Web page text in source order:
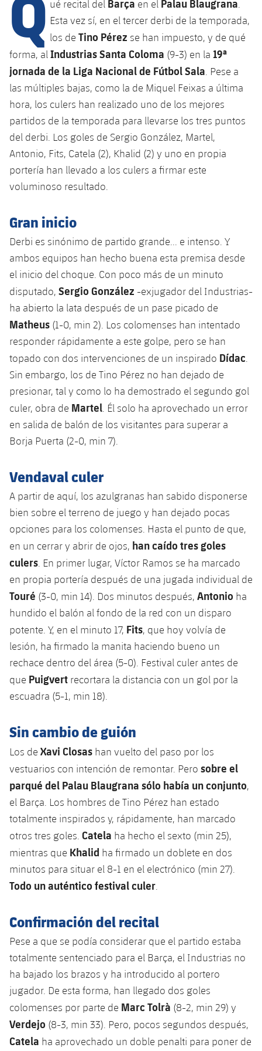
plusicon
más
Instalaciones
Spotify Camp Nou
Palau Blaugrana
Estadi Johan Cruyff
Ciutat Esportiva
La Masia
Servicios
Servicios Médicos
Accesibilidad
plusicon
más
Acreditaciones
Instalaciones
ué recital del Barça en el Palau Blaugrana
Esta vez sí, en el tercer derbi de la temporada,
los de Tino Pérez se han impuesto, y de qué
forma, al Industrias Santa Coloma (9-3) en la 19ª
jornada de la Liga Nacional de Fútbol Sala . Pese a
las múltiples bajas, como la de Miquel Feixas a última
hora, los culers han realizado uno de los mejores
partidos de la temporada para llevarse los tres puntos
del derbi. Los goles de Sergio González, Martel,
Antonio, Fits, Catela (2), Khalid (2) y uno en propia
portería han llevado a los culers a firmar este
voluminoso resultado.
Gran inicio
Derbi es sinónimo de partido grande... e intenso. Y
ambos equipos han hecho buena esta premisa desde
el inicio del choque. Con poco más de un minuto
disputado, Sergio González -exjugador del Industrias-
ha abierto la lata después de un pase picado de
Matheus (1-0, min 2). Los colomenses han intentado
responder rápidamente a este golpe, pero se han
topado con dos intervenciones de un inspirado Dídac
Sin embargo, los de Tino Pérez no han dejado de
presionar, tal y como lo ha demostrado el segundo gol
culer, obra de Martel . Él solo ha aprovechado un error
en salida de balón de los visitantes para superar a
Borja Puerta (2-0, min 7).
Vendaval culer
A partir de aquí, los azulgranas han sabido disponerse
bien sobre el terreno de juego y han dejado pocas
opciones para los colomenses. Hasta el punto de que,
en un cerrar y abrir de ojos, han caído tres goles
culers . En primer lugar, Víctor Ramos se ha marcado
en propia portería después de una jugada individual de
Touré (3-0, min 14). Dos minutos después, Antonio ha
hundido el balón al fondo de la red con un disparo
potente. Y, en el minuto 17, Fits, que hoy volvía de
lesión, ha firmado la manita haciendo bueno un
rechace dentro del área (5-0). Festival culer antes de
que Puigvert recortara la distancia con un gol por la
escuadra (5-1, min 18).
Sin cambio de guión
Los de Xavi Closas han vuelto del paso por los
vestuarios con intención de remontar. Pero sobre el
parqué del Palau Blaugrana sólo había un conjunto,
el Barça. Los hombres de Tino Pérez han estado
totalmente inspirados y, rápidamente, han marcado
otros tres goles. Catela ha hecho el sexto (min 25),
mientras que Khalid ha firmado un doblete en dos
minutos para situar el 8-1 en el electrónico (min 27).
Todo un auténtico festival culer
Confirmación del recital
Pese a que se podía considerar que el partido estaba
totalmente sentenciado para el Barça, el Industrias no
ha bajado los brazos y ha introducido al portero
jugador. De esta forma, han llegado dos goles
colomenses por parte de Marc Tolrà (8-2, min 29) y
Verdejo (8-3, min 33). Pero, pocos segundos después,
Catela ha aprovechado un doble penalti para poner de